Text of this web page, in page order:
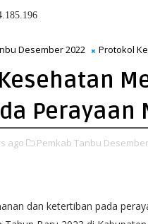
BPN Provinsi NTT, Menteri
Desember 2022 Protokol
Perayaan
ago Pemkab Tanbu
dan ketertiban pada